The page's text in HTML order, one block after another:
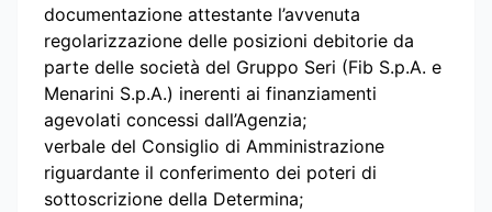
documentazione attestante l’avvenuta
regolarizzazione delle posizioni debitorie da
parte delle società del Gruppo Seri (Fib S.p.A. e
Menarini S.p.A.) inerenti ai finanziamenti
agevolati concessi dall’Agenzia;
verbale del Consiglio di Amministrazione
riguardante il conferimento dei poteri di
sottoscrizione della Determina;